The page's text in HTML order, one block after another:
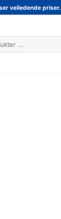
veiledende